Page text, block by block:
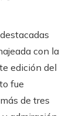
con la
edición del
fue
de tres